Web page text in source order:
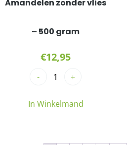
Amandelen zonder vlies
– 500 gram
€12,95
- +
In Winkelmand